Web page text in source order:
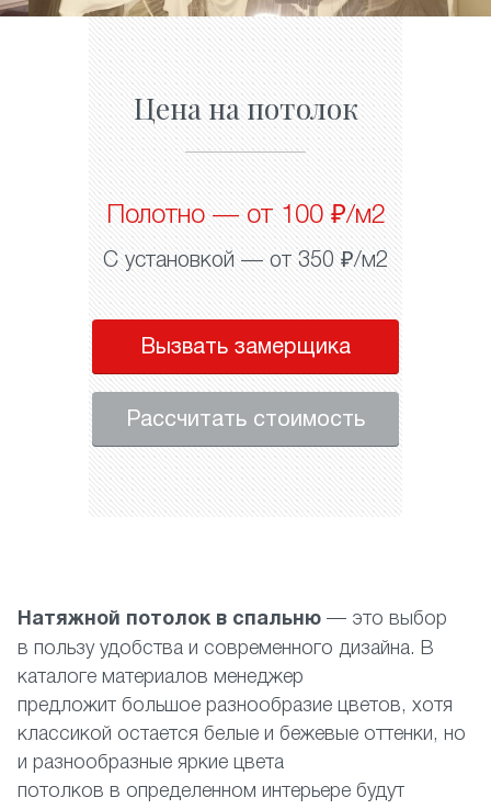
Цена на потолок
Полотно — от 100 ₽/м2
С установкой — от 350 ₽/м2
Вызвать замерщика
Рассчитать стоимость
Натяжной потолок в спальню — это выбор
в пользу удобства и современного дизайна. В
каталоге материалов менеджер
предложит большое разнообразие цветов, хотя
классикой остается белые и бежевые оттенки, но
и разнообразные яркие цвета
потолков в определенном интерьере будут